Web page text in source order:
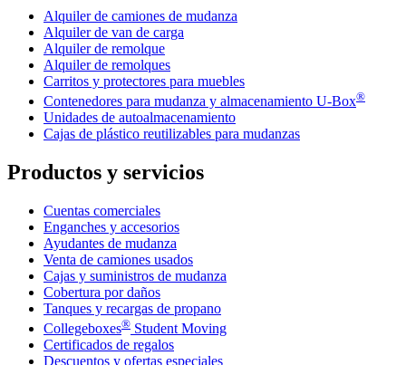
Alquiler de camiones de mudanza
Alquiler de van de carga
Alquiler de remolque
Alquiler de remolques
Carritos y protectores para muebles
Contenedores para mudanza y almacenamiento U-Box®
Unidades de autoalmacenamiento
Cajas de plástico reutilizables para mudanzas
Productos y servicios
Cuentas comerciales
Enganches y accesorios
Ayudantes de mudanza
Venta de camiones usados
Cajas y suministros de mudanza
Cobertura por daños
Tanques y recargas de propano
Collegeboxes® Student Moving
Certificados de regalos
Descuentos y ofertas especiales